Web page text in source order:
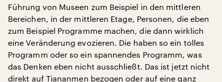
Führung von Museen zum Beispiel in den mittleren
Bereichen, in der mittleren Etage, Personen, die eben
zum Beispiel Programme machen, die dann wirklich
eine Veränderung evozieren. Die haben so ein tolles
Programm oder so ein spannendes Programm, was
das Denken eben nicht ausschließt. Das ist jetzt nicht
direkt auf Tiananmen bezogen oder auf eine ganz